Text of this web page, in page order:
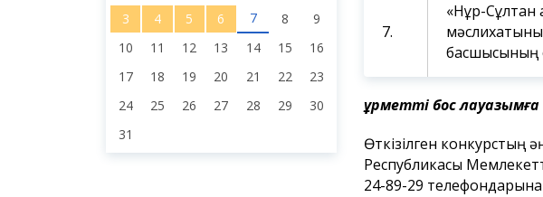
3
4 5 6 7 8
9
10
11 12 13 14 15
16
17
18 19 20 21 22
23
24
25 26 27 28 29
30
31
7.
«Нұр-Сұлтан
басшысының
Құрметті бос
Өткізілген конкурстың
Республикасы
24-89-29